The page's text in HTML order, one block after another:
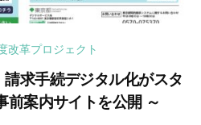
改革プロジェクト
求手続デジタル化がスタ
案内サイトを公開 ～